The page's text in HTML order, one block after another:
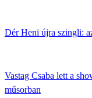
Dér Heni újra szingli:
Vastag Csaba lett a
műsorban